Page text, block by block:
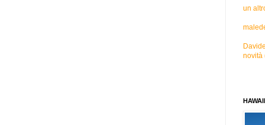
un
novità
HAWAII